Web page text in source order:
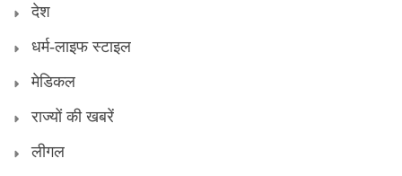
देश
धर्म-लाइफ स्टाइल
मेडिकल
राज्यों की खबरें
लीगल